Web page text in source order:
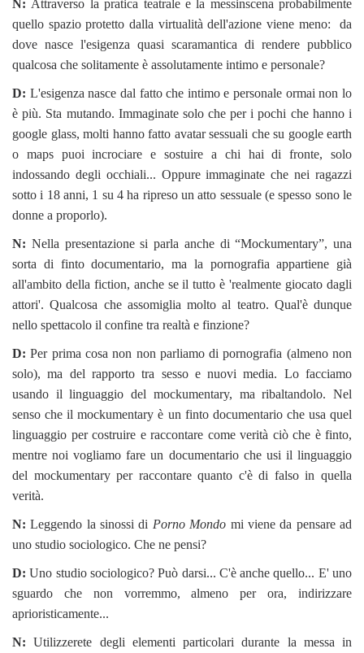
N: Attraverso la pratica teatrale e la messinscena probabilmente
quello spazio protetto dalla virtualità dell'azione viene meno: da
dove nasce l'esigenza quasi scaramantica di rendere pubblico
qualcosa che solitamente è assolutamente intimo e personale?
D: L'esigenza nasce dal fatto che intimo e personale ormai non lo
è più. Sta mutando. Immaginate solo che per i pochi che hanno i
google glass, molti hanno fatto avatar sessuali che su google earth
o maps puoi incrociare e sostuire a chi hai di fronte, solo
indossando degli occhiali... Oppure immaginate che nei ragazzi
sotto i 18 anni, 1 su 4 ha ripreso un atto sessuale (e spesso sono le
donne a proporlo).
N: Nella presentazione si parla anche di “Mockumentary”, una
sorta di finto documentario, ma la pornografia appartiene già
all'ambito della fiction, anche se il tutto è 'realmente giocato dagli
attori'. Qualcosa che assomiglia molto al teatro. Qual'è dunque
nello spettacolo il confine tra realtà e finzione?
D: Per prima cosa non non parliamo di pornografia (almeno non
solo), ma del rapporto tra sesso e nuovi media. Lo facciamo
usando il linguaggio del mockumentary, ma ribaltandolo. Nel
senso che il mockumentary è un finto documentario che usa quel
linguaggio per costruire e raccontare come verità ciò che è finto,
mentre noi vogliamo fare un documentario che usi il linguaggio
del mockumentary per raccontare quanto c'è di falso in quella
verità.
N: Leggendo la sinossi di Porno Mondo mi viene da pensare ad
uno studio sociologico. Che ne pensi?
D: Uno studio sociologico? Può darsi... C'è anche quello... E' uno
sguardo che non vorremmo, almeno per ora, indirizzare
aprioristicamente...
N: Utilizzerete degli elementi particolari durante la messa in